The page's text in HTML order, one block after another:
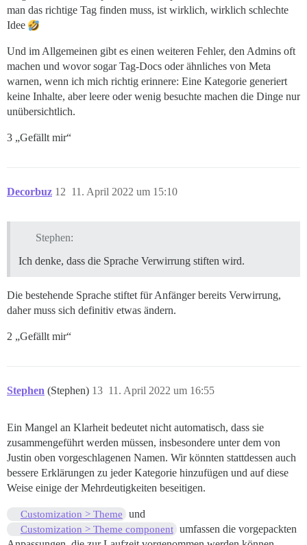
man das richtige Tag finden muss, ist wirklich, wirklich schlechte
Idee
Und im Allgemeinen gibt es einen weiteren Fehler, den Admins oft
machen und wovor sogar Tag-Docs oder ähnliches von Meta
warnen, wenn ich mich richtig erinnere: Eine Kategorie generiert
keine Inhalte, aber leere oder wenig besuchte machen die Dinge nur
unübersichtlich.
3 „Gefällt mir“
Decorbuz 11. April 2022 um 15:10
12
Stephen:
Ich denke, dass die Sprache Verwirrung stiften wird.
Die bestehende Sprache stiftet für Anfänger bereits Verwirrung,
daher muss sich definitiv etwas ändern.
2 „Gefällt mir“
Stephen (Stephen) 11. April 2022 um 16:55
13
Ein Mangel an Klarheit bedeutet nicht automatisch, dass sie
zusammengeführt werden müssen, insbesondere unter dem von
Justin oben vorgeschlagenen Namen. Wir könnten stattdessen auch
bessere Erklärungen zu jeder Kategorie hinzufügen und auf diese
Weise einige der Mehrdeutigkeiten beseitigen.
Customization > Theme und
Customization > Theme component umfassen die vorgepackten